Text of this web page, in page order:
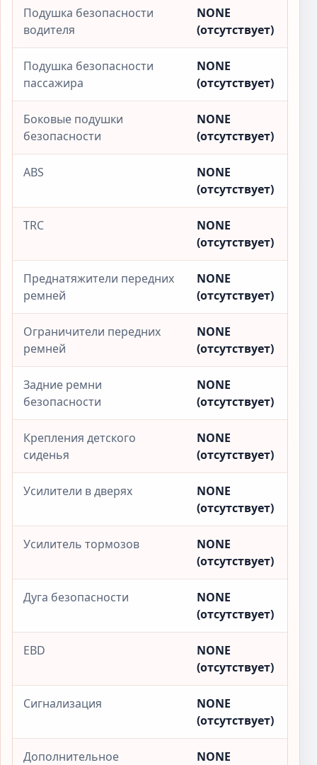
Подушка безопасности
водителя
NONE
(отсутствует)
Подушка безопасности
пассажира
NONE
(отсутствует)
Боковые подушки
безопасности
NONE
(отсутствует)
ABS
NONE
(отсутствует)
TRC
NONE
(отсутствует)
Преднатяжители передних
ремней
NONE
(отсутствует)
Ограничители передних
ремней
NONE
(отсутствует)
Задние ремни
безопасности
NONE
(отсутствует)
Крепления детского
сиденья
NONE
(отсутствует)
Усилители в дверях
NONE
(отсутствует)
Усилитель тормозов
NONE
(отсутствует)
Дуга безопасности
NONE
(отсутствует)
EBD
NONE
(отсутствует)
Сигнализация
NONE
(отсутствует)
Дополнительное
NONE